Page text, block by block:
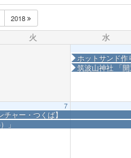
2018
火 水
ホットサンド作
筑波山神社 「
ャー・つくば】
」
7